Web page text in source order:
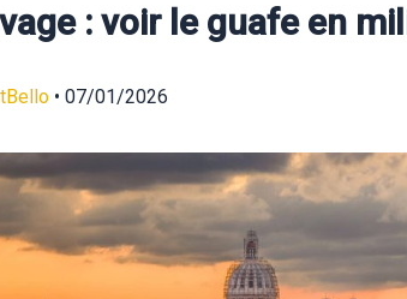
: voir le guafe en
• 07/01/2026